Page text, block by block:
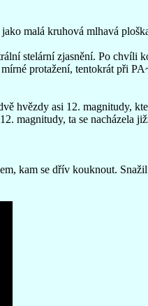
malá kruhová mlhavá
stelární zjasnění. Po chvíli
protažení, tentokrát při
hvězdy asi 12. magnitudy,
magnitudy, ta se nacházela
kam se dřív kouknout.